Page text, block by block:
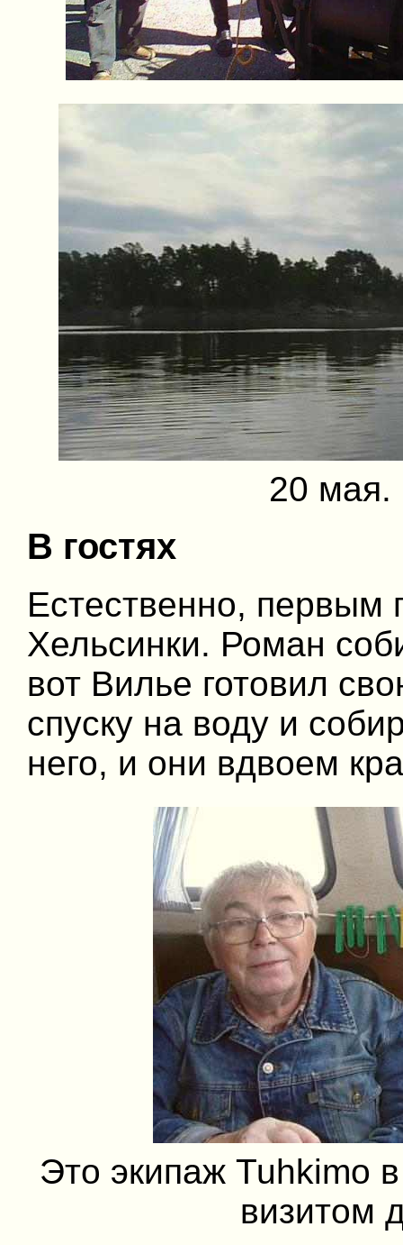
20 мая.
В гостях
Естественно, первым
Хельсинки. Роман
вот Вилье готовил
спуску на воду и
него, и они вдвоем
Это экипаж Tuhkimo
визитом